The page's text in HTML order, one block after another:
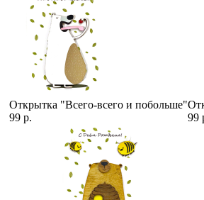
Открытка "Всего-всего и побольше"
99 р.
99